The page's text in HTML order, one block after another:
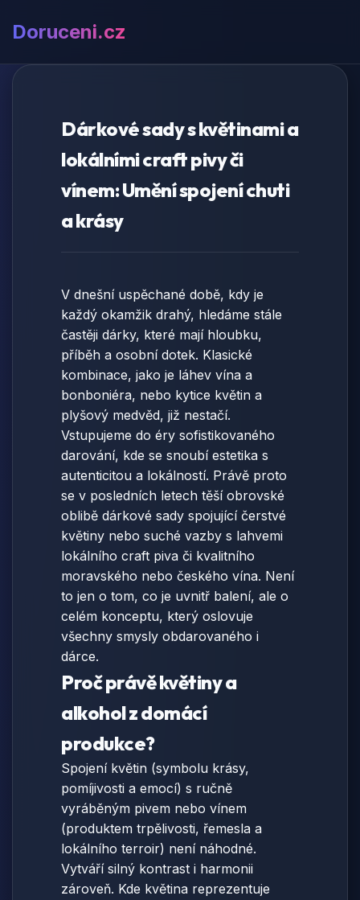
Doruceni.cz
Dárkové sady s květinami a
lokálními craft pivy či
vínem: Umění spojení chuti
a krásy
V dnešní uspěchané době, kdy je
každý okamžik drahý, hledáme stále
častěji dárky, které mají hloubku,
příběh a osobní dotek. Klasické
kombinace, jako je láhev vína a
bonboniéra, nebo kytice květin a
plyšový medvěd, již nestačí.
Vstupujeme do éry sofistikovaného
darování, kde se snoubí estetika s
autenticitou a lokálností. Právě proto
se v posledních letech těší obrovské
oblibě dárkové sady spojující čerstvé
květiny nebo suché vazby s lahvemi
lokálního craft piva či kvalitního
moravského nebo českého vína. Není
to jen o tom, co je uvnitř balení, ale o
celém konceptu, který oslovuje
všechny smysly obdarovaného i
dárce.
Proč právě květiny a
alkohol z domácí
produkce?
Spojení květin (symbolu krásy,
pomíjivosti a emocí) s ručně
vyráběným pivem nebo vínem
(produktem trpělivosti, řemesla a
lokálního terroir) není náhodné.
Vytváří silný kontrast i harmonii
zároveň. Kde květina reprezentuje